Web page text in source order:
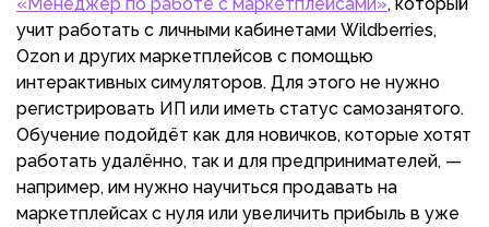
учит работать с личными кабинетами Wildberries,
Ozon и других маркетплейсов c помощью
интерактивных симуляторов. Для этого не нужно
регистрировать ИП или иметь статус самозанятого.
Обучение подойдёт как для новичков, которые хотят
работать удалённо, так и для предпринимателей, —
например, им нужно научиться продавать на
маркетплейсах с нуля или увеличить прибыль в уже